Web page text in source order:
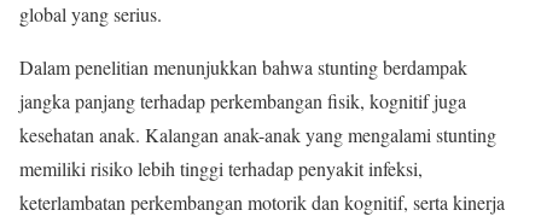
global yang serius.
Dalam penelitian menunjukkan bahwa stunting berdampak
jangka panjang terhadap perkembangan fisik, kognitif juga
kesehatan anak. Kalangan anak-anak yang mengalami stunting
memiliki risiko lebih tinggi terhadap penyakit infeksi,
keterlambatan perkembangan motorik dan kognitif, serta kinerja